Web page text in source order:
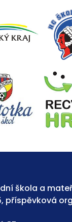
škola a
příspěvková